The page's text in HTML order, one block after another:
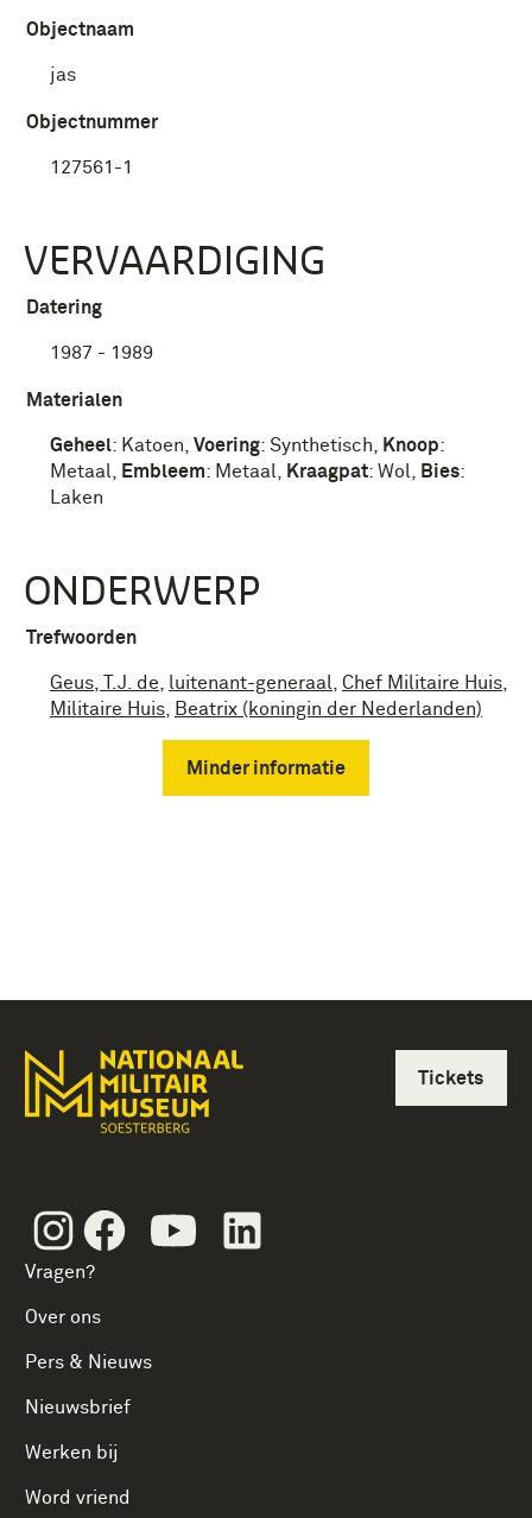
Objectnaam
jas
Objectnummer
127561-1
VERVAARDIGING
Datering
1987 - 1989
Materialen
Geheel: Katoen Voering: Synthetisch Knoop:
Metaal
Embleem: Metaal Kraagpat: Wol Bies:
Laken
ONDERWERP
Trefwoorden
Geus, T.J. de luitenant-generaal Chef Militaire Huis
Militaire Huis
Beatrix (koningin der Nederlanden)
Minder informatie
InstagramFacebookYoutube
Vragen?
Over ons
Pers & Nieuws
Nieuwsbrief
Werken bij
Word vriend
Tickets